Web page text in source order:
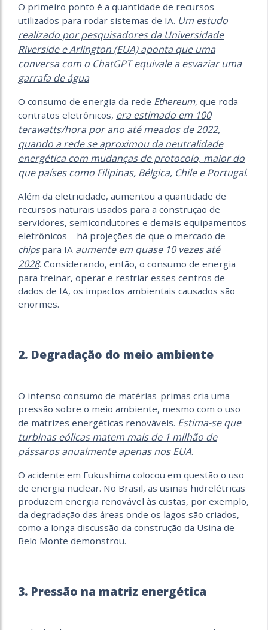
O primeiro ponto é a quantidade de recursos
utilizados para rodar sistemas de IA. Um estudo
realizado por pesquisadores da Universidade
Riverside e Arlington (EUA) aponta que uma
conversa com o ChatGPT equivale a esvaziar uma
garrafa de água
O consumo de energia da rede Ethereum, que roda
contratos eletrônicos, era estimado em 100
terawatts/hora por ano até meados de 2022,
quando a rede se aproximou da neutralidade
energética com mudanças de protocolo, maior do
que países como Filipinas, Bélgica, Chile e Portugal.
Além da eletricidade, aumentou a quantidade de
recursos naturais usados para a construção de
servidores, semicondutores e demais equipamentos
eletrônicos – há projeções de que o mercado de
chipspara IA aumente em quase 10 vezes até
2028. Considerando, então, o consumo de energia
para treinar, operar e resfriar esses centros de
dados de IA, os impactos ambientais causados são
enormes.
2. Degradação do meio ambiente
O intenso consumo de matérias-primas cria uma
pressão sobre o meio ambiente, mesmo com o uso
de matrizes energéticas renováveis. Estima-se que
turbinas eólicas matem mais de 1 milhão de
pássaros anualmente apenas nos EUA.
O acidente em Fukushima colocou em questão o uso
de energia nuclear. No Brasil, as usinas hidrelétricas
produzem energia renovável às custas, por exemplo,
da degradação das áreas onde os lagos são criados,
como a longa discussão da construção da Usina de
Belo Monte demonstrou.
3. Pressão na matriz energética